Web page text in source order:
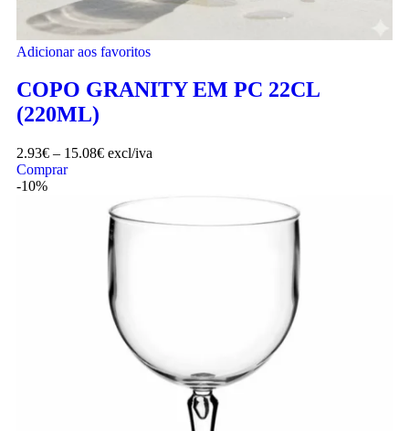
Adicionar aos favoritos
COPO GRANITY EM PC 22CL
(220ML)
2.93€ – 15.08€ excl/iva
Comprar
-10%